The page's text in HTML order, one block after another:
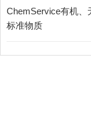
ChemService有机、
标准物质